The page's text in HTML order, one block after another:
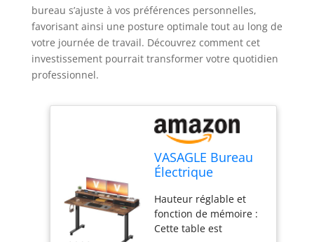
bureau s’ajuste à vos préférences personnelles,
favorisant ainsi une posture optimale tout au long de
votre journée de travail. Découvrez comment cet
investissement pourrait transformer votre quotidien
professionnel.
VASAGLE Bureau
Électrique
Hauteur, Table
Assis-Debout, 140
x 60 x (72-120) cm,
Hauteur réglable et
fonction de mémoire :
Cette table est